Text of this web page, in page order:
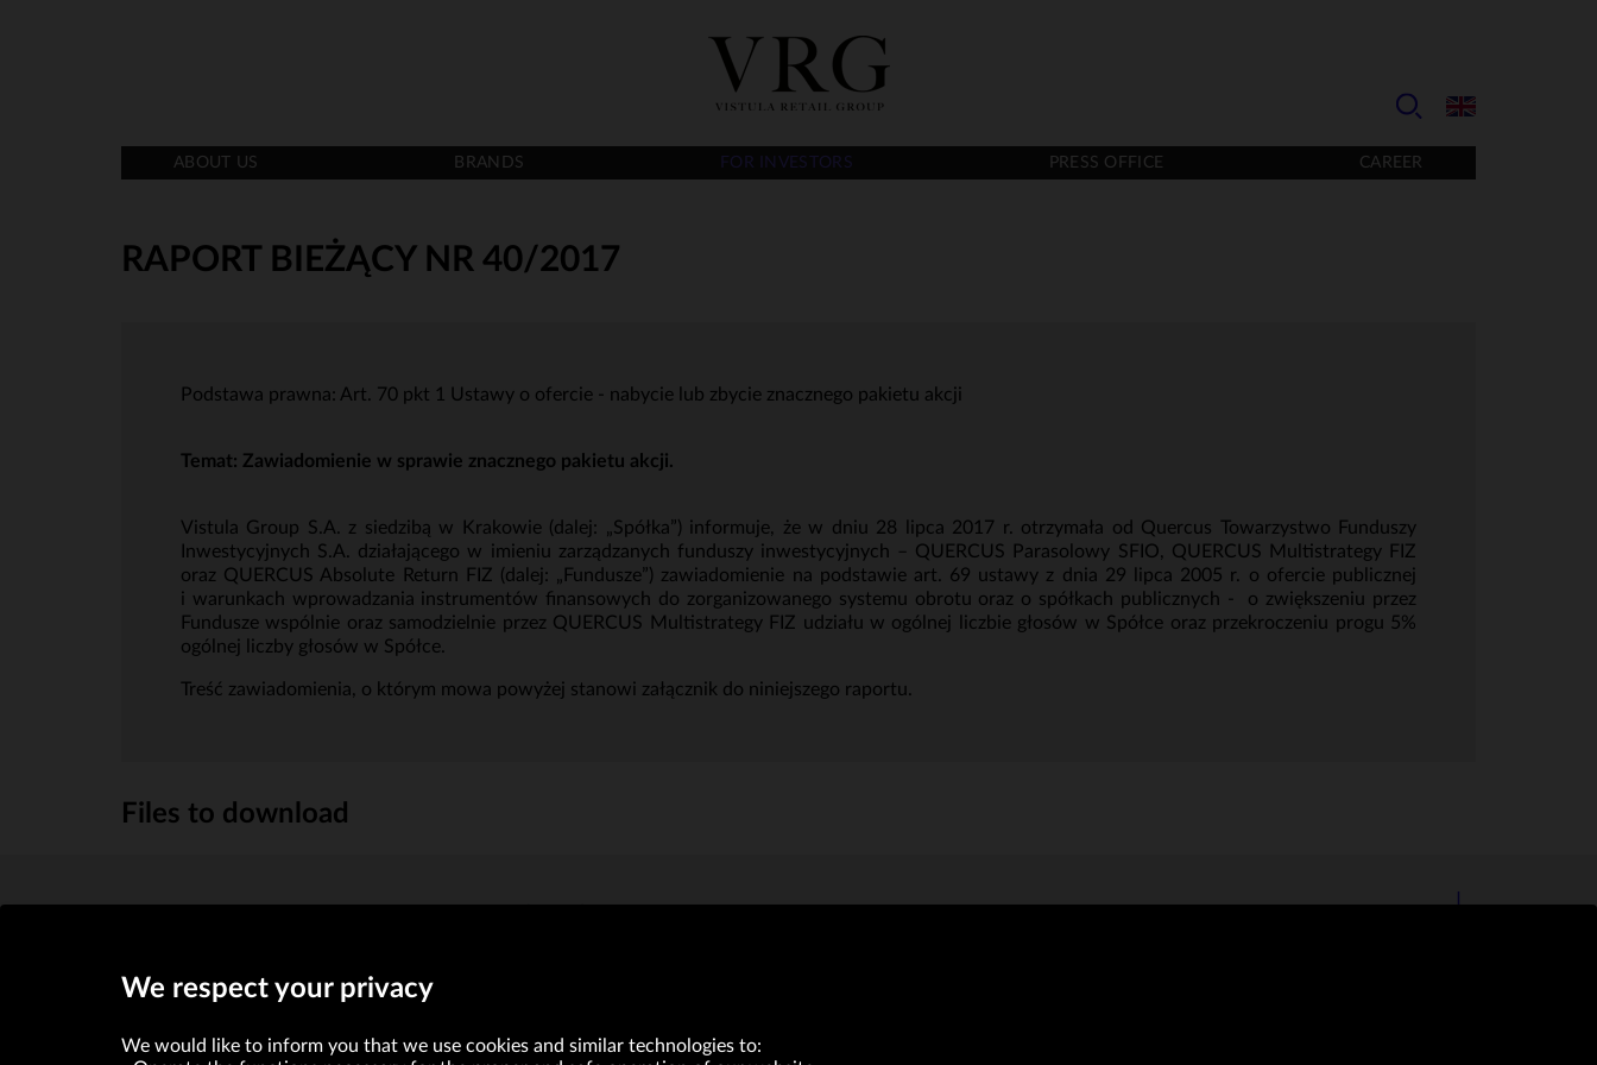
ABOUT US BRANDS FOR INVESTORS PRESS OFFICE CAREER
RAPORT BIEŻĄCY NR 40/2017
Podstawa prawna: Art. 70 pkt 1 Ustawy o ofercie - nabycie lub zbycie znacznego pakietu akcji
Temat: Zawiadomienie w sprawie znacznego pakietu akcji.
Vistula Group S.A. z siedzibą w Krakowie (dalej: „Spółka”) informuje, że w dniu 28 lipca 2017 r. otrzymała od Quercus Towarzystwo Funduszy
Inwestycyjnych S.A. działającego w imieniu zarządzanych funduszy inwestycyjnych – QUERCUS Parasolowy SFIO, QUERCUS Multistrategy FIZ
oraz QUERCUS Absolute Return FIZ (dalej: „Fundusze”) zawiadomienie na podstawie art. 69 ustawy z dnia 29 lipca 2005 r. o ofercie publicznej
i warunkach wprowadzania instrumentów finansowych do zorganizowanego systemu obrotu oraz o spółkach publicznych - o zwiększeniu przez
Fundusze wspólnie oraz samodzielnie przez QUERCUS Multistrategy FIZ udziału w ogólnej liczbie głosów w Spółce oraz przekroczeniu progu 5%
ogólnej liczby głosów w Spółce.
Treść zawiadomienia, o którym mowa powyżej stanowi załącznik do niniejszego raportu.
Files to download
We respect your privacy
We would like to inform you that we use cookies and similar technologies to: